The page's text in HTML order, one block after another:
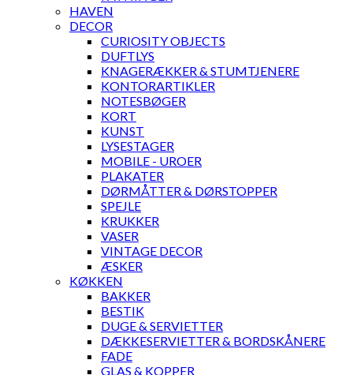
HAVEN
DECOR
CURIOSITY OBJECTS
DUFTLYS
KNAGERÆKKER & STUMTJENERE
KONTORARTIKLER
NOTESBØGER
KORT
KUNST
LYSESTAGER
MOBILE - UROER
PLAKATER
DØRMÅTTER & DØRSTOPPER
SPEJLE
KRUKKER
VASER
VINTAGE DECOR
ÆSKER
KØKKEN
BAKKER
BESTIK
DUGE & SERVIETTER
DÆKKESERVIETTER & BORDSKÅNERE
FADE
GLAS & KOPPER